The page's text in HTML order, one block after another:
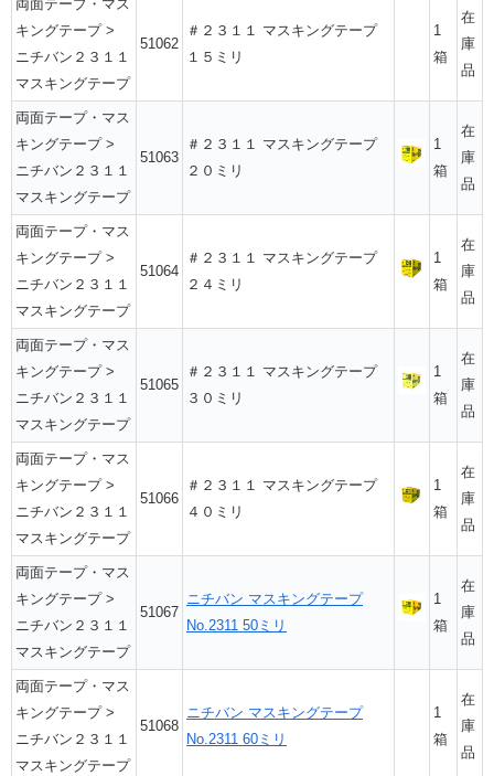
両面テープ・マス
キングテープ >
ニチバン２３１１
マスキングテープ
51062
＃２３１１ マスキングテープ
１５ミリ
1
箱
在
庫
品
両面テープ・マス
キングテープ >
ニチバン２３１１
マスキングテープ
51063
＃２３１１ マスキングテープ
２０ミリ
1
箱
在
庫
品
両面テープ・マス
キングテープ >
ニチバン２３１１
マスキングテープ
51064
＃２３１１ マスキングテープ
２４ミリ
1
箱
在
庫
品
両面テープ・マス
キングテープ >
ニチバン２３１１
マスキングテープ
51065
＃２３１１ マスキングテープ
３０ミリ
1
箱
在
庫
品
両面テープ・マス
キングテープ >
ニチバン２３１１
マスキングテープ
51066
＃２３１１ マスキングテープ
４０ミリ
1
箱
在
庫
品
両面テープ・マス
キングテープ >
ニチバン２３１１
マスキングテープ
51067
ニチバン マスキングテープ
No.2311 50ミリ
1
箱
在
庫
品
両面テープ・マス
キングテープ >
ニチバン２３１１
マスキングテープ
51068
ニチバン マスキングテープ
No.2311 60ミリ
1
箱
在
庫
品